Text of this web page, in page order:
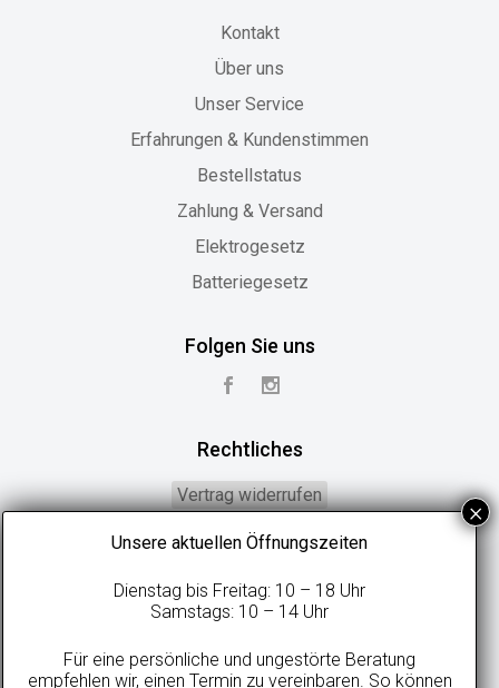
Kontakt
Über uns
Unser Service
Erfahrungen & Kundenstimmen
Bestellstatus
Zahlung & Versand
Elektrogesetz
Batteriegesetz
Folgen Sie uns
Rechtliches
Vertrag widerrufen
Widerrufsbelehrung
Datenschutzerklärung
Impressum
Unsere aktuellen Öffnungszeiten
Dienstag bis Freitag: 10 – 18 Uhr
Samstags: 10 – 14 Uhr
Für eine persönliche und ungestörte Beratung
empfehlen wir, einen Termin zu vereinbaren. So können